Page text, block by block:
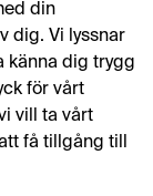
din
dig. Vi lyssnar
känna dig trygg
för vårt
vill ta vårt
få tillgång till